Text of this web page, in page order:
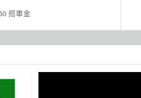
搭車金